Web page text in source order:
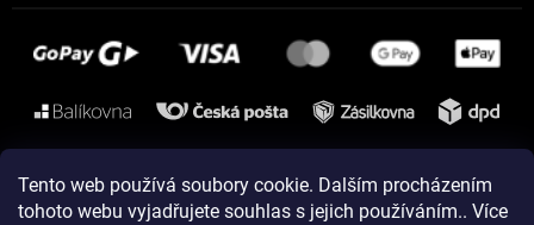
Tento web používá soubory cookie. Dalším procházením
tohoto webu vyjadřujete souhlas s jejich používáním.. Více
Instagram